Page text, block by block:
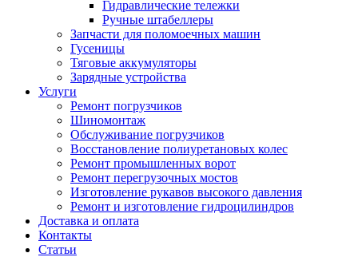
Гидравлические тележки
Ручные штабеллеры
Запчасти для поломоечных машин
Гусеницы
Тяговые аккумуляторы
Зарядные устройства
Услуги
Ремонт погрузчиков
Шиномонтаж
Обслуживание погрузчиков
Восстановление полиуретановых колес
Ремонт промышленных ворот
Ремонт перегрузочных мостов
Изготовление рукавов высокого давления
Ремонт и изготовление гидроцилиндров
Доставка и оплата
Контакты
Статьи